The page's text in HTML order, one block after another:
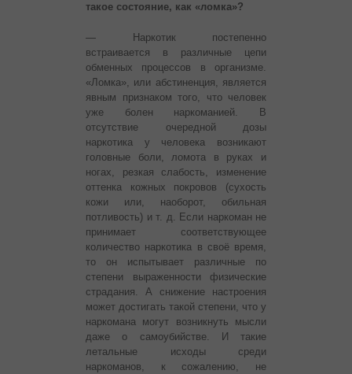
такое состояние, как «ломка»?
— Наркотик постепенно
встраивается в различные цепи
обменных процессов в организме.
«Ломка», или абстиненция, является
явным признаком того, что человек
уже болен наркоманией. В
отсутствие очередной дозы
наркотика у человека возникают
головные боли, ломота в руках и
ногах, резкая слабость, изменение
оттенка кожных покровов (сухость
кожи или, наоборот, обильная
потливость) и т. д. Если наркоман не
принимает соответствующее
количество наркотика в своё время,
то он испытывает различные по
степени выраженности физические
страдания. А снижение настроения
может достигать такой степени, что у
наркомана могут возникнуть мысли
даже о самоубийстве. И такие
летальные исходы среди
наркоманов, к сожалению, не